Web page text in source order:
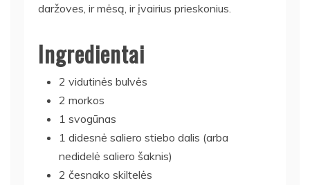
daržoves, ir mėsą, ir įvairius prieskonius.
Ingredientai
2 vidutinės bulvės
2 morkos
1 svogūnas
1 didesnė saliero stiebo dalis (arba
nedidelė saliero šaknis)
2 česnako skiltelės